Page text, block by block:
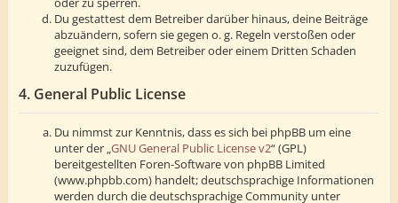
Du gestattest dem Betreiber darüber hinaus, deine Beiträge
abzuändern, sofern sie gegen o. g. Regeln verstoßen oder
geeignet sind, dem Betreiber oder einem Dritten Schaden
zuzufügen.
4. General Public License
Du nimmst zur Kenntnis, dass es sich bei phpBB um eine
unter der „GNU General Public License v2“ (GPL)
bereitgestellten Foren-Software von phpBB Limited
(www.phpbb.com) handelt; deutschsprachige Informationen
werden durch die deutschsprachige Community unter